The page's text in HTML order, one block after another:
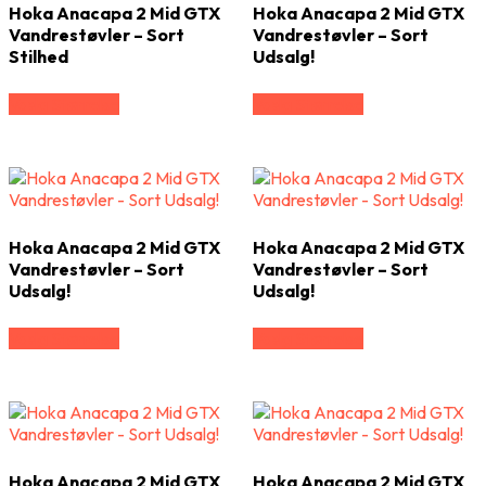
Hoka Anacapa 2 Mid GTX
Vandrestøvler – Sort
Stilhed
Hoka Anacapa 2 Mid GTX
Vandrestøvler – Sort
Udsalg!
Hoka Anacapa 2 Mid GTX
Vandrestøvler – Sort
Udsalg!
Hoka Anacapa 2 Mid GTX
Vandrestøvler – Sort
Udsalg!
Hoka Anacapa 2 Mid GTX
Hoka Anacapa 2 Mid GTX